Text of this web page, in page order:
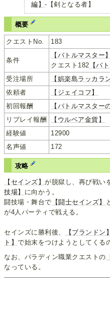
編】-【剣となる者】
概要
クエストNo. 183
条件
【バトルマスター】
クエスト182 【バ
受注場所
【娯楽島ラッカラン
依頼者
【ジェイコフ】
初回報酬
【バトルマスター
リプレイ報酬
【ウルベア金貨】
経験値
12900
名声値
172
攻略
【セインズ】が脱獄し、再び戦い
技場】 に向かう。
闘技場・舞台で 【闘士セインズ】
が4人パーティで戦える。
セインズに勝利後、 【ブランドン
ト】で始末をつけようとしてくる
なお、パラディン職業クエストの
なっている。